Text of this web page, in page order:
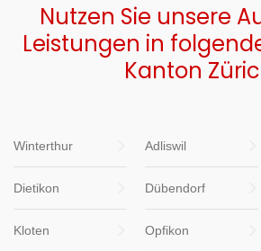
Nutzen Sie unsere
Leistungen in
Kanton
Winterthur Adliswil
Dietikon Dübendorf
Kloten Opfikon